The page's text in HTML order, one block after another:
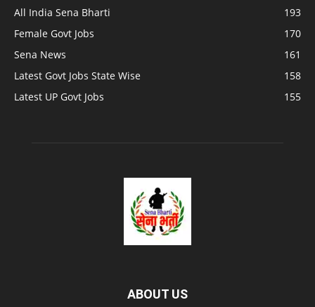
All India Sena Bharti
193
Female Govt Jobs
170
Sena News
161
Latest Govt Jobs State Wise
158
Latest UP Govt Jobs
155
ABOUT US